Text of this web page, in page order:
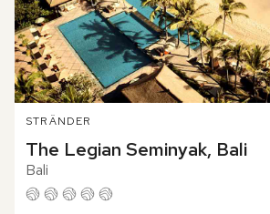
STRÄNDER
The Legian Seminyak, Bali
Bali